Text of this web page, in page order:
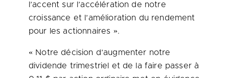
l’accent sur l’accélération de notre
croissance et l’amélioration du rendement
pour les actionnaires ».
« Notre décision d’augmenter notre
dividende trimestriel et de la faire passer à